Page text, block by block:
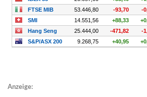
Anzeige: